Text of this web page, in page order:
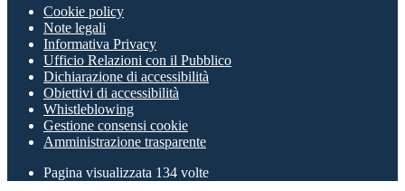
Cookie policy
Note legali
Informativa Privacy
Ufficio Relazioni con il Pubblico
Dichiarazione di accessibilità
Obiettivi di accessibilità
Whistleblowing
Gestione consensi cookie
Amministrazione trasparente
Pagina visualizzata 134 volte